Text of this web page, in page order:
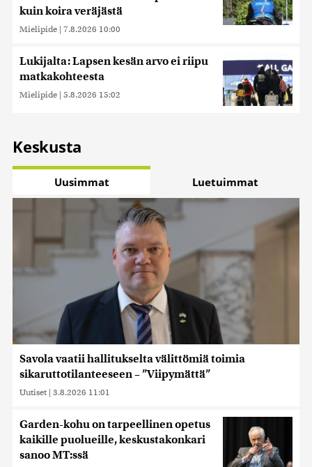
kuin koira veräjästä
Mielipide | 7.8.2026 10:00
Lukijalta: Lapsen kesän arvo ei riipu
matkakohteesta
Mielipide | 5.8.2026 15:02
Keskusta
Uusimmat Luetuimmat
Savola vaatii hallitukselta välittömiä toimia
sikaruttotilanteeseen – ”Viipymättä”
Uutiset | 3.8.2026 11:01
Garden-kohu on tarpeellinen opetus
kaikille puolueille, keskustakonkari
sanoo MT:ssä